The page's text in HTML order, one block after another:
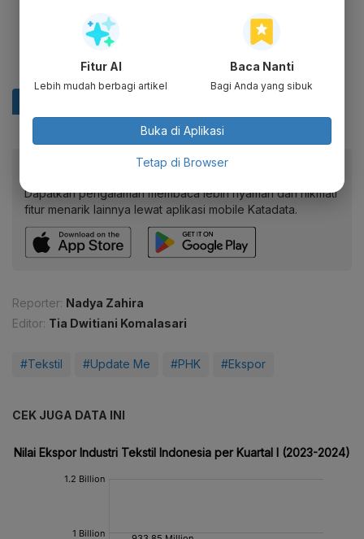
Baca artikel ini lewat aplikasi mobile.
Dapatkan pengalaman membaca lebih nyaman dan nikmati
fitur menarik lainnya lewat aplikasi mobile Katadata.
Reporter: Nadya Zahira
Editor: Tia Dwitiani Komalasari
#Tekstil #Update Me #PHK #Ekspor
CEK JUGA DATA INI
Fitur AI
Lebih mudah berbagi artikel
Baca Nanti
Bagi Anda yang sibuk
Buka di Aplikasi
Tetap di Browser